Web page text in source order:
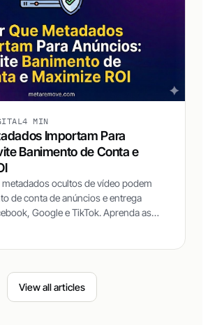
4 MIN
Importam Para
Banimento de Conta e
ocultos de vídeo podem
de conta de anúncios e entrega
Google e TikTok. Aprenda as
media buyers usam para manter
View all articles